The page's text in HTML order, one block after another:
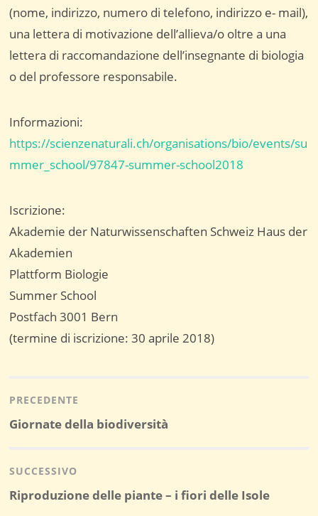
(nome, indirizzo, numero di telefono, indirizzo e- mail),
una lettera di motivazione dell’allieva/o oltre a una
lettera di raccomandazione dell’insegnante di biologia
o del professore responsabile.
Informazioni:
https://scienzenaturali.ch/organisations/bio/events/su
mmer_school/97847-summer-school2018
Iscrizione:
Akademie der Naturwissenschaften Schweiz Haus der
Akademien
Plattform Biologie
Summer School
Postfach 3001 Bern
(termine di iscrizione: 30 aprile 2018)
articoli
PRECEDENTE
Post
Giornate della biodiversità
SUCCESSIVO
Post
Riproduzione delle piante – i fiori delle Isole